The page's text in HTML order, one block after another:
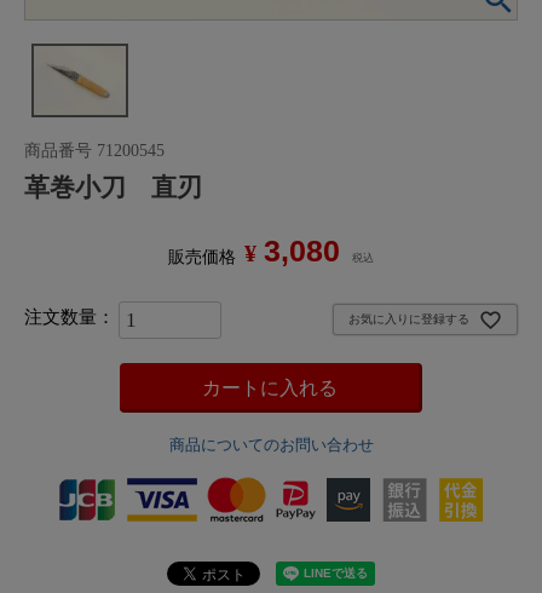
商品番号 71200545
革巻小刀 直刃
販売価格 ¥ 3,080 税込
お気に入りに登録する
カートに入れる
商品についてのお問い合わせ